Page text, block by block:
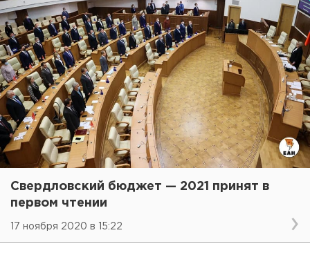
Свердловский бюджет — 2021 принят в
первом чтении
17 ноября 2020 в 15:22